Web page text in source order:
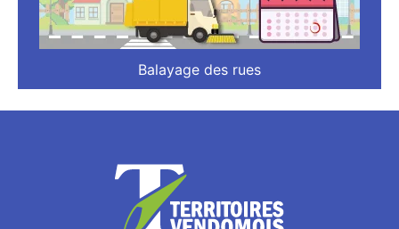
Balayage des rues